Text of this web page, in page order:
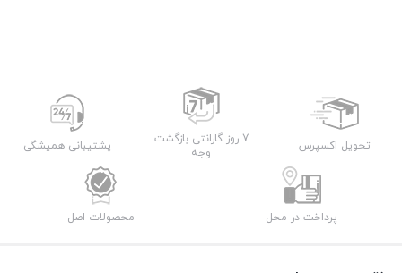
تحویل اکسپرس
7 روز گارانتی بازگشت
وجه
پشتیبانی همیشگی
پرداخت در محل محصولات اصل